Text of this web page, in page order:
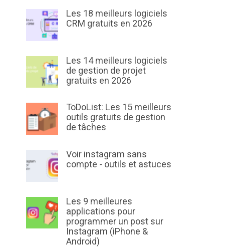
Les 18 meilleurs logiciels
CRM gratuits en 2026
Les 14 meilleurs logiciels
de gestion de projet
gratuits en 2026
ToDoList: Les 15 meilleurs
outils gratuits de gestion
de tâches
Voir instagram sans
compte - outils et astuces
Les 9 meilleures
applications pour
programmer un post sur
Instagram (iPhone &
Android)